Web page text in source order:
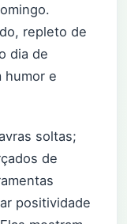
repleto de
dia de
humor e
soltas;
de
positividade